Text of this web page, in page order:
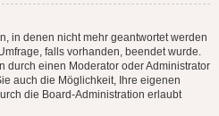
in denen nicht mehr geantwortet werden
falls vorhanden, beendet wurde.
durch einen Moderator oder Administrator
auch die Möglichkeit, Ihre eigenen
die Board-Administration erlaubt